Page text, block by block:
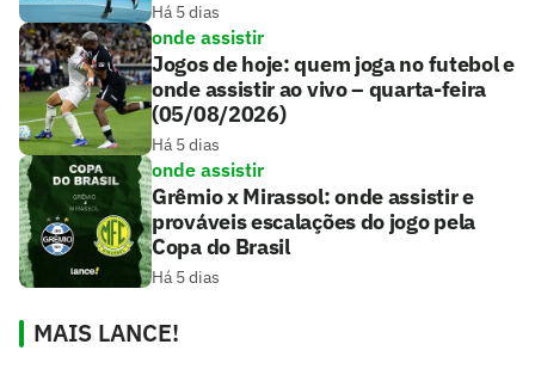
Há 5 dias
onde assistir
Jogos de hoje: quem joga no futebol e
onde assistir ao vivo – quarta-feira
(05/08/2026)
Há 5 dias
onde assistir
Grêmio x Mirassol: onde assistir e
prováveis escalações do jogo pela
Copa do Brasil
Há 5 dias
MAIS LANCE!